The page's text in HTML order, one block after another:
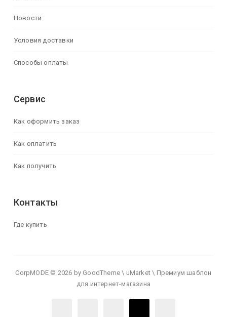
Новости
Условия доставки
Способы оплаты
Сервис
Как оформить заказ
Как оплатить
Как получить
Контакты
Где купить
CorpMODE © 2026 by GoodTheme \ uMarket \ Премиум шаблон
для интернет-магазина